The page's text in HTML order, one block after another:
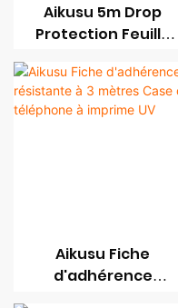
Aikusu 5m Drop
Protection Feuille
de téléphone
imprimé UV
Aikusu Fiche
d'adhérence